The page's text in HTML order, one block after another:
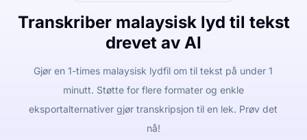
Transkriber malaysisk lyd til tekst
drevet av AI
Gjør en 1-times malaysisk lydfil om til tekst på under 1
minutt. Støtte for flere formater og enkle
eksportalternativer gjør transkripsjon til en lek. Prøv det
nå!